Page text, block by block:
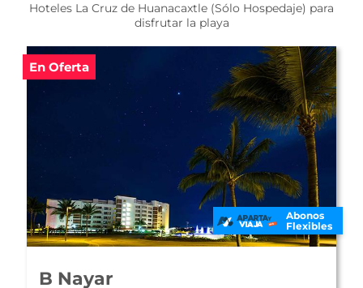
Hoteles La Cruz de Huanacaxtle (Sólo Hospedaje) para
disfrutar la playa
En Oferta
Abonos
Flexibles
Hotel Vista Vallarta All Suites